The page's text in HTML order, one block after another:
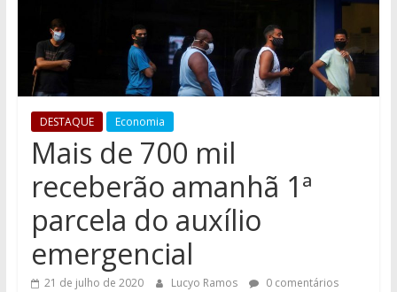
DESTAQUE Economia
Mais de 700 mil
receberão amanhã 1ª
parcela do auxílio
emergencial
21 de julho de 2020 Lucyo Ramos 0 comentários